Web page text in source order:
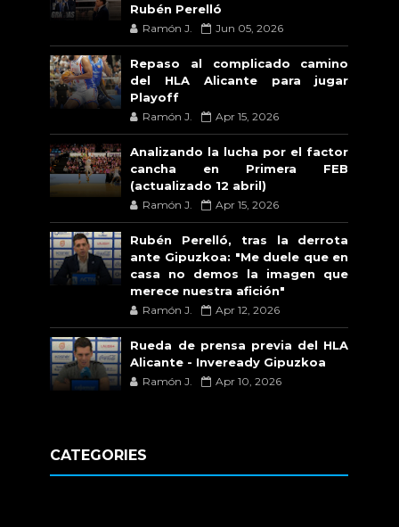
Rubén Perelló
Ramón J. Jun 05, 2026
Repaso al complicado camino
del HLA Alicante para jugar
Playoff
Ramón J. Apr 15, 2026
Analizando la lucha por el factor
cancha en Primera FEB
(actualizado 12 abril)
Ramón J. Apr 15, 2026
Rubén Perelló, tras la derrota
ante Gipuzkoa: "Me duele que en
casa no demos la imagen que
merece nuestra afición"
Ramón J. Apr 12, 2026
Rueda de prensa previa del HLA
Alicante - Inveready Gipuzkoa
Ramón J. Apr 10, 2026
CATEGORIES